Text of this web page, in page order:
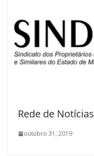
Rede de Notícias
outubro 31, 2019